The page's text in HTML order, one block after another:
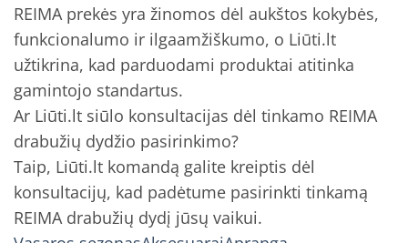
REIMA prekės yra žinomos dėl aukštos kokybės,
funkcionalumo ir ilgaamžiškumo, o Liūti.lt
užtikrina, kad parduodami produktai atitinka
gamintojo standartus.
Ar Liūti.lt siūlo konsultacijas dėl tinkamo REIMA
drabužių dydžio pasirinkimo?
Taip, Liūti.lt komandą galite kreiptis dėl
konsultacijų, kad padėtume pasirinkti tinkamą
REIMA drabužių dydį jūsų vaikui.